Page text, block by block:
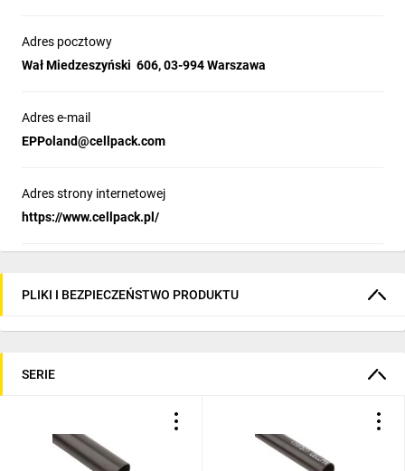
Adres pocztowy
Wał Miedzeszyński 606, 03-994 Warszawa
Adres e-mail
EPPoland@cellpack.com
Adres strony internetowej
https://www.cellpack.pl/
PLIKI I BEZPIECZEŃSTWO PRODUKTU
SERIE